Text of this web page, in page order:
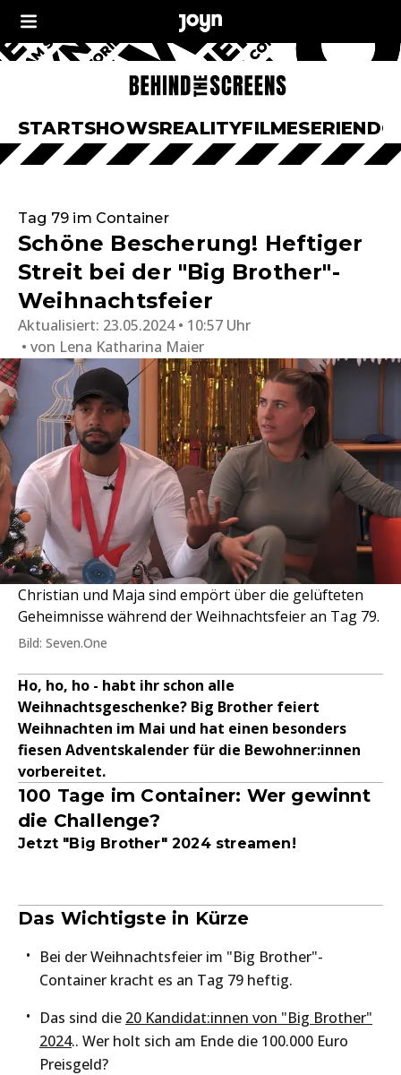
STARTSHOWSREALITYFILMESERIEN
Tag 79 im Container
Schöne Bescherung! Heftiger
Streit bei der "Big Brother"-
Weihnachtsfeier
Aktualisiert: 23.05.2024 • 10:57 Uhr
von Lena Katharina Maier
Christian und Maja sind empört über die gelüfteten
Geheimnisse während der Weihnachtsfeier an Tag 79.
Bild: Seven.One
Ho, ho, ho - habt ihr schon alle
Weihnachtsgeschenke? Big Brother feiert
Weihnachten im Mai und hat einen besonders
fiesen Adventskalender für die Bewohner:innen
vorbereitet.
100 Tage im Container: Wer gewinnt
die Challenge?
Jetzt "Big Brother" 2024 streamen!
Das Wichtigste in Kürze
Bei der Weihnachtsfeier im "Big Brother"-
Container kracht es an Tag 79 heftig.
Das sind die 20 Kandidat:innen von "Big Brother"
2024.. Wer holt sich am Ende die 100.000 Euro
Preisgeld?